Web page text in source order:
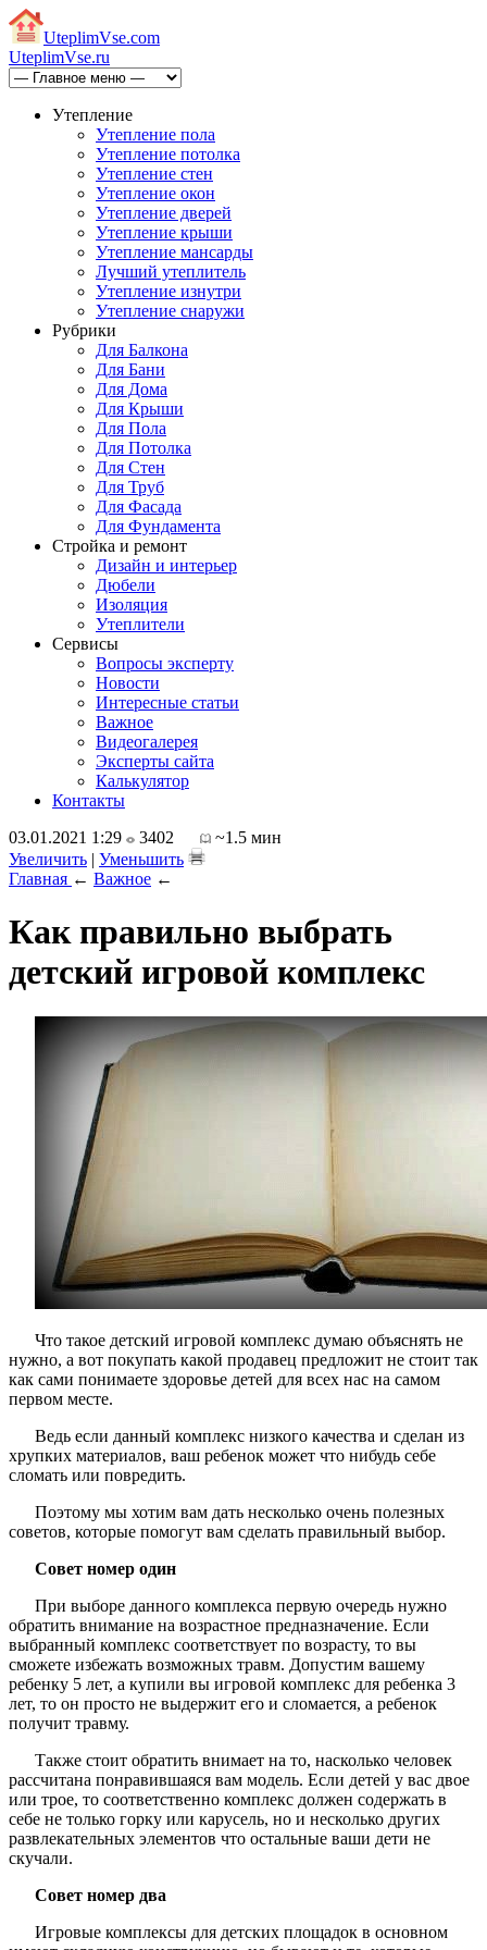
UteplimVse.com
UteplimVse.ru
Утепление
Утепление пола
Утепление потолка
Утепление стен
Утепление окон
Утепление дверей
Утепление крыши
Утепление мансарды
Лучший утеплитель
Утепление изнутри
Утепление снаружи
Рубрики
Для Балкона
Для Бани
Для Дома
Для Крыши
Для Пола
Для Потолка
Для Стен
Для Труб
Для Фасада
Для Фундамента
Стройка и ремонт
Дизайн и интерьер
Дюбели
Изоляция
Утеплители
Сервисы
Вопросы эксперту
Новости
Интересные статьи
Важное
Видеогалерея
Эксперты сайта
Калькулятор
Контакты
03.01.2021 1:29
3402
~1.5 мин
Увеличить | Уменьшить
Главная ← Важное ←
Как правильно выбрать
детский игровой комплекс
Что такое детский игровой комплекс думаю объяснять не
нужно, а вот покупать какой продавец предложит не стоит так
как сами понимаете здоровье детей для всех нас на самом
первом месте.
Ведь если данный комплекс низкого качества и сделан из
хрупких материалов, ваш ребенок может что нибудь себе
сломать или повредить.
Поэтому мы хотим вам дать несколько очень полезных
советов, которые помогут вам сделать правильный выбор.
Совет номер один
При выборе данного комплекса первую очередь нужно
обратить внимание на возрастное предназначение. Если
выбранный комплекс соответствует по возрасту, то вы
сможете избежать возможных травм. Допустим вашему
ребенку 5 лет, а купили вы игровой комплекс для ребенка 3
лет, то он просто не выдержит его и сломается, а ребенок
получит травму.
Также стоит обратить внимает на то, насколько человек
рассчитана понравившаяся вам модель. Если детей у вас двое
или трое, то соответственно комплекс должен содержать в
себе не только горку или карусель, но и несколько других
развлекательных элементов что остальные ваши дети не
скучали.
Совет номер два
Игровые комплексы для детских площадок в основном